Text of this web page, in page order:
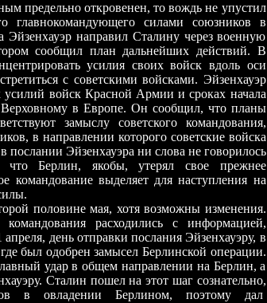
откровенен, то вождь не упустил
главнокомандующего силами союзников в
Эйзенхауэр направил Сталину через военную
сообщил план дальнейших действий. В
усилия своих войск вдоль оси
с советскими войсками. Эйзенхауэр
войск Красной Армии и сроках начала
Верховному в Европе. Он сообщил, что планы
замыслу советского командования,
в направлении которого советские войска
послании Эйзенхауэра ни слова не говорилось
Берлин, якобы, утерял свое прежнее
командование выделяет для наступления на
мая, хотя возможны изменения.
расходились с информацией,
день отправки послания Эйзенхауэру, в
был одобрен замысел Берлинской операции.
удар в общем направлении на Берлин, а
Сталин пошел на этот шаг сознательно,
в овладении Берлином, поэтому дал